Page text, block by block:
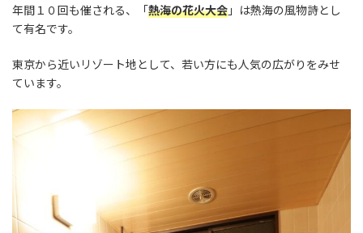
年間１０回も催される、「熱海の花火大会 」は熱海の風物詩とし
て有名です。
東京から近いリゾート地として、若い方にも人気の広がりをみせ
ています。